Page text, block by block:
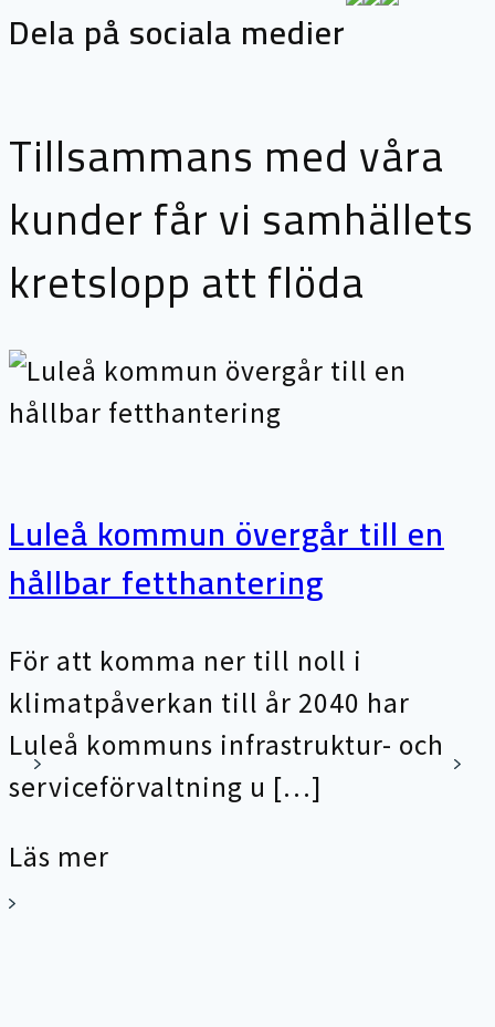
Dela på sociala medier
Tillsammans med våra
kunder får vi samhällets
kretslopp att flöda
Luleå kommun övergår till en
hållbar fetthantering
För att komma ner till noll i
klimatpåverkan till år 2040 har
Luleå kommuns infrastruktur- och
serviceförvaltning u […]
Läs mer